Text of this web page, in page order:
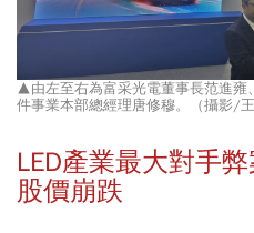
▲由左至右為富采光電董事長范進雍
件事業本部總經理唐修穆。（攝影/王
LED產業最大對手
股價崩跌